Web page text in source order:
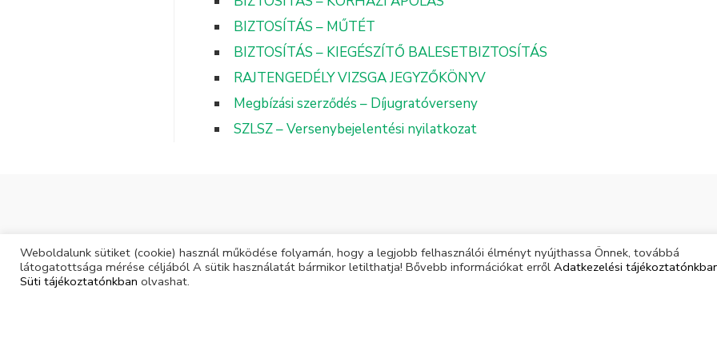
BIZTOSÍTÁS – MŰTÉT
BIZTOSÍTÁS – KIEGÉSZÍTŐ BALESETBIZTOSÍTÁS
RAJTENGEDÉLY VIZSGA JEGYZŐKÖNYV
Megbízási szerződés – Díjugratóverseny
SZLSZ – Versenybejelentési nyilatkozat
PARTNEREINK
Weboldalunk sütiket (cookie) használ működése folyamán, hogy a legjobb felhasználói élményt nyújthassa Önnek, továbbá
látogatottsága mérése céljából A sütik használatát bármikor letilthatja! Bővebb információkat erről Adatkezelési
Süti tájékoztatónkban olvashat.